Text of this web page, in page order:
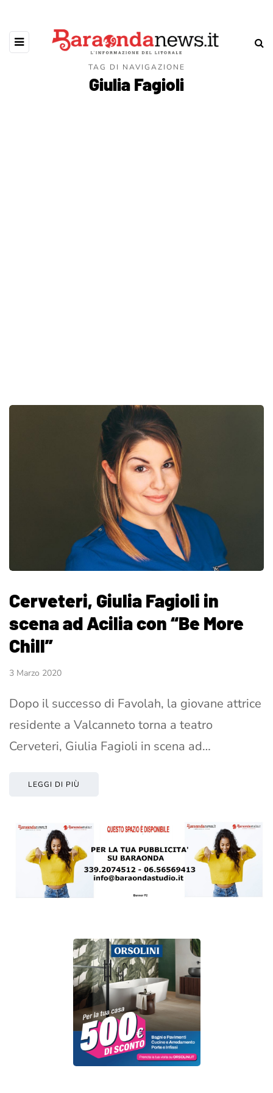
TAG DI NAVIGAZIONE
Giulia Fagioli
Cerveteri, Giulia Fagioli in
scena ad Acilia con “Be More
Chill”
3 Marzo 2020
Dopo il successo di Favolah, la giovane attrice
residente a Valcanneto torna a teatro
Cerveteri, Giulia Fagioli in scena ad…
LEGGI DI PIÙ